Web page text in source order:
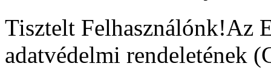
Tisztelt Felhasználónk!Az
adatvédelmi rendeletének